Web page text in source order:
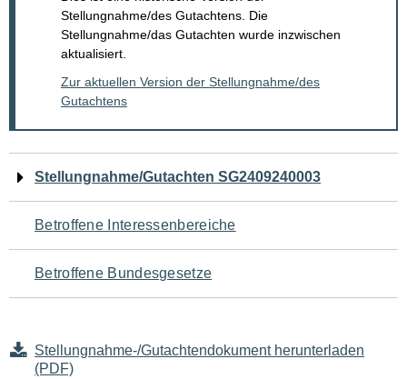
Stellungnahme/des Gutachtens. Die
Stellungnahme/das Gutachten wurde inzwischen
aktualisiert.
Zur aktuellen Version der Stellungnahme/des
Gutachtens
Navigation
für
den
Seiteninhalt
Stellungnahme/Gutachten SG2409240003
Betroffene Interessenbereiche
Betroffene Bundesgesetze
Stellungnahme-/Gutachtendokument herunterladen
(PDF)